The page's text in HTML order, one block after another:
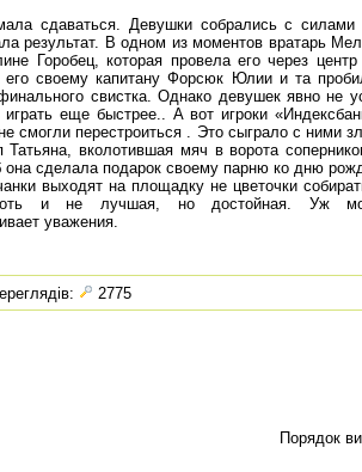
сдаваться. Девушки собрались с силами
результат. В одном из моментов вратарь
Горобец, которая провела его через
своему капитану Форсюк Юлии и та
свистка. Однако девушек явно не
еще быстрее.. А вот игроки
смогли перестроиться . Это сыграло с ними
Татьяна, вколотившая мяч в ворота
она сделала подарок своему парню ко дню
выходят на площадку не цветочки
и не лучшая, но достойная. Уж
уважения.
: 2775
Порядок